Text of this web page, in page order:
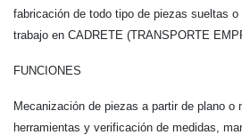
fabricación de todo tipo de piezas sueltas
trabajo en CADRETE (TRANSPORTE
FUNCIONES
Mecanización de piezas a partir de plano o
herramientas y verificación de medidas,